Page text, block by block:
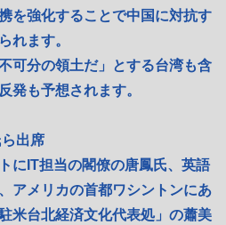
を強化することで中国に対抗す
れます。
可分の領土だ」とする台湾も含
発も予想されます。
出席
にIT担当の閣僚の唐鳳氏、英語
アメリカの首都ワシントンにあ
米台北経済文化代表処」の蕭美